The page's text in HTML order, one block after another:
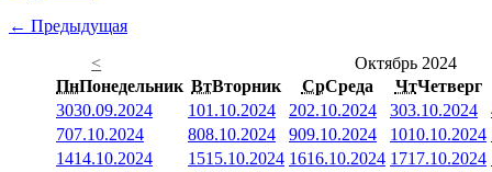
← Предыдущая
<
Октябрь 2024
ПнПонедельник ВтВторник СрСреда ЧтЧетверг
3030.09.2024 101.10.2024 202.10.2024 303.10.2024
707.10.2024 808.10.2024 909.10.2024 1010.10.2024
1414.10.2024 1515.10.2024 1616.10.2024 1717.10.2024